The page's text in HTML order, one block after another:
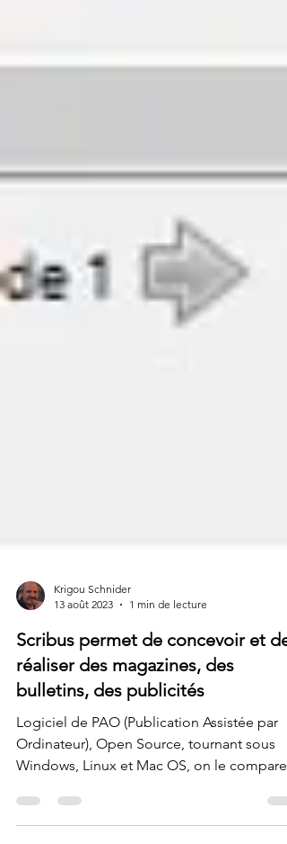
Krigou Schnider
13 août 2023
1 min de lecture
Scribus permet de concevoir et de
réaliser des magazines, des
bulletins, des publicités
Logiciel de PAO (Publication Assistée par
Ordinateur), Open Source, tournant sous